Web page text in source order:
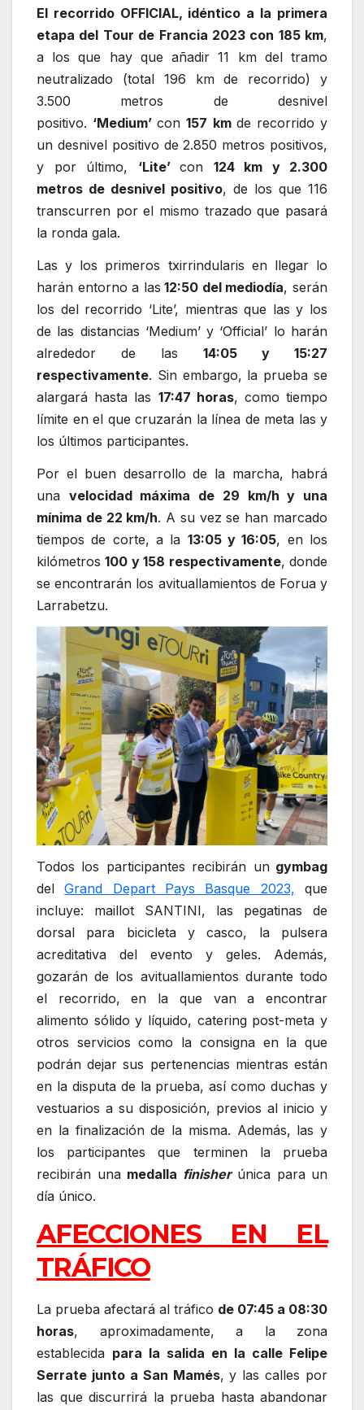
El recorrido OFFICIAL, idéntico a la primera
etapa del Tour de Francia 2023 con 185 km,
a los que hay que añadir 11 km del tramo
neutralizado (total 196 km de recorrido) y
3.500 metros de desnivel
positivo. ‘Medium’con157 km de recorrido y
un desnivel positivo de 2.850 metros positivos,
y por último, ‘Lite’ con 124 km y 2.300
metros de desnivel positivo, de los que 116
transcurren por el mismo trazado que pasará
la ronda gala.
Las y los primeros txirrindularis en llegar lo
harán entorno a las 12:50 del mediodía, serán
los del recorrido ‘Lite’, mientras que las y los
de las distancias ‘Medium’ y ‘Official’ lo harán
alrededor de las 14:05 y 15:27
respectivamente. Sin embargo, la prueba se
alargará hasta las 17:47 horas, como tiempo
límite en el que cruzarán la línea de meta las y
los últimos participantes.
Por el buen desarrollo de la marcha, habrá
una velocidad máxima de 29 km/h y una
mínima de 22 km/h. A su vez se han marcado
tiempos de corte, a la 13:05 y 16:05, en los
kilómetros100 y 158 respectivamente, donde
se encontrarán los avituallamientos de Forua y
Larrabetzu.
Todos los participantes recibirán ungymbag
delGrand Depart Pays Basque 2023, que
incluye: maillot SANTINI, las pegatinas de
dorsal para bicicleta y casco, la pulsera
acreditativa del evento y geles. Además,
gozarán de los avituallamientos durante todo
el recorrido, en la que van a encontrar
alimento sólido y líquido, catering post-meta y
otros servicios como la consigna en la que
podrán dejar sus pertenencias mientras están
en la disputa de la prueba, así como duchas y
vestuarios a su disposición, previos al inicio y
en la finalización de la misma. Además, las y
los participantes que terminen la prueba
recibirán una medalla finisherúnica para un
día único.
AFECCIONES EN EL
TRÁFICO
La prueba afectará al tráfico de 07:45 a 08:30
horas, aproximadamente, a la zona
establecida para la salida en la calle Felipe
Serrate junto a San Mamés, y las calles por
las que discurrirá la prueba hasta abandonar